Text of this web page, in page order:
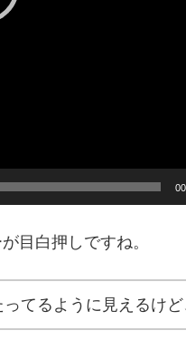
目白押しですね。
てるように見えるけど